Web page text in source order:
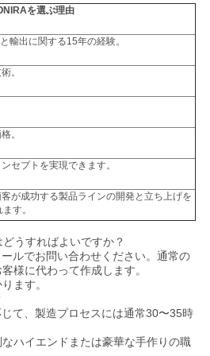
を選ぶ理由
輸出に関する15年の経験。
。
。
セプトを実現できます。
が成功する製品ラインの開発と立ち上げを
す。
うすればよいですか？
ルでお問い合わせください。通常の
様に代わって作成します。
ます。
て、製造プロセスには通常30〜35時
ハイエンドまたは豪華な手作りの職